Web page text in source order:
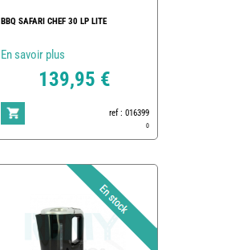
BBQ SAFARI CHEF 30 LP LITE
En savoir plus
139,95 €
ref : 016399
0